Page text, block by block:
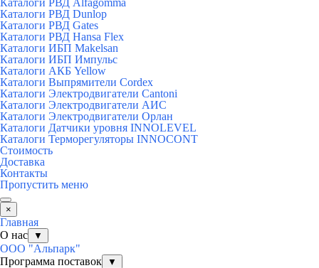
Каталоги РВД Alfagomma
Каталоги РВД Dunlop
Каталоги РВД Gates
Каталоги РВД Hansa Flex
Каталоги ИБП Makelsan
Каталоги ИБП Импульс
Каталоги АКБ Yellow
Каталоги Выпрямители Cordex
Каталоги Электродвигатели Cantoni
Каталоги Электродвигатели АИС
Каталоги Электродвигатели Орлан
Каталоги Датчики уровня INNOLEVEL
Каталоги Терморегуляторы INNOCONT
Стоимость
Доставка
Контакты
Пропустить меню
×
Главная
О нас
▼
ООО "Альпарк"
Программа поставок
▼